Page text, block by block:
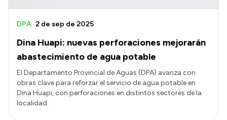
Consulta de expedientes
Convocatorias
Intranet
Login
Dina Huapi: nuevas perforaciones mejorarán
abastecimiento de agua potable
DPA 2 de sep de 2025
El Departamento Provincial de Aguas (DPA) avanza con
obras clave para reforzar el servicio de agua potable en
Dina Huapi, con perforaciones en distintos sectores de la
localidad.